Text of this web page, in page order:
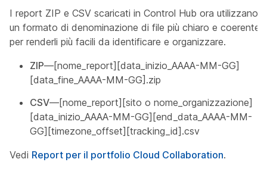
I report ZIP e CSV scaricati in Control Hub ora utilizzano
un formato di denominazione di file più chiaro e coerente
per renderli più facili da identificare e organizzare.
ZIP—[nome_report][data_inizio_AAAA-MM-GG]
[data_fine_AAAA-MM-GG].zip
CSV—[nome_report][sito o nome_organizzazione]
[data_inizio_AAAA-MM-GG][end_data_AAAA-MM-
GG][timezone_offset][tracking_id].csv
Vedi Report per il portfolio Cloud Collaboration.